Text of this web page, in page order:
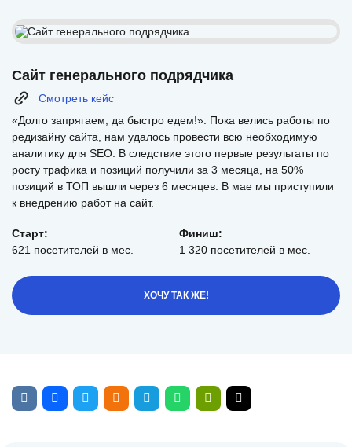
Сайт генерального подрядчика
Смотреть кейс
«Долго запрягаем, да быстро едем!». Пока велись работы по
редизайну сайта, нам удалось провести всю необходимую
аналитику для SEO. В следствие этого первые результаты по
росту трафика и позиций получили за 3 месяца, на 50%
позиций в ТОП вышли через 6 месяцев. В мае мы приступили
к внедрению работ на сайт.
Старт:
621 посетителей в мес.
Финиш:
1 320 посетителей в мес.
ХОЧУ ТАК ЖЕ!